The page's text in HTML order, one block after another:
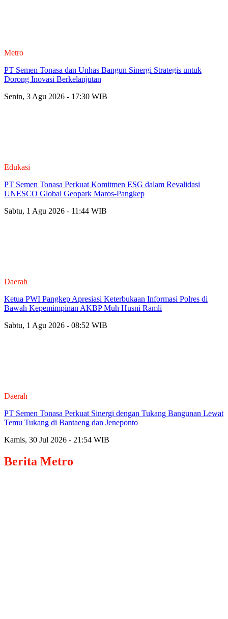
Metro
PT Semen Tonasa dan Unhas Bangun Sinergi Strategis untuk
Dorong Inovasi Berkelanjutan
Senin, 3 Agu 2026 - 17:30 WIB
Edukasi
PT Semen Tonasa Perkuat Komitmen ESG dalam Revalidasi
UNESCO Global Geopark Maros-Pangkep
Sabtu, 1 Agu 2026 - 11:44 WIB
Daerah
Ketua PWI Pangkep Apresiasi Keterbukaan Informasi Polres di
Bawah Kepemimpinan AKBP Muh Husni Ramli
Sabtu, 1 Agu 2026 - 08:52 WIB
Daerah
PT Semen Tonasa Perkuat Sinergi dengan Tukang Bangunan Lewat
Temu Tukang di Bantaeng dan Jeneponto
Kamis, 30 Jul 2026 - 21:54 WIB
Berita Metro